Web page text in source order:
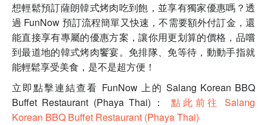
想輕鬆預訂薩朗韓式烤肉吃到飽，並享有獨家優惠嗎？透
過 FunNow 預訂流程簡單又快速，不需要額外付訂金，還
能直接享有專屬的優惠方案，讓你用更划算的價格，品嚐
到最道地的韓式烤肉饗宴。免排隊、免等待，動動手指就
能輕鬆享受美食，是不是超方便！
立即點擊連結查看 FunNow 上的 Salang Korean BBQ
Buffet Restaurant (Phaya Thai)： 點此前往 Salang
Korean BBQ Buffet Restaurant (Phaya Thai)